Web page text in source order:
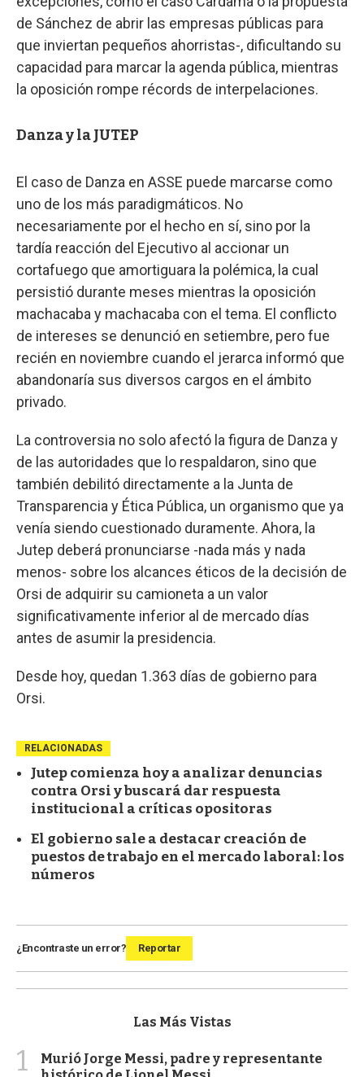
de Sánchez de abrir las empresas públicas para
que inviertan pequeños ahorristas-, dificultando su
capacidad para marcar la agenda pública, mientras
la oposición rompe récords de interpelaciones.
Danza y la JUTEP
El caso de Danza en ASSE puede marcarse como
uno de los más paradigmáticos. No
necesariamente por el hecho en sí, sino por la
tardía reacción del Ejecutivo al accionar un
cortafuego que amortiguara la polémica, la cual
persistió durante meses mientras la oposición
machacaba y machacaba con el tema. El conflicto
de intereses se denunció en setiembre, pero fue
recién en noviembre cuando el jerarca informó que
abandonaría sus diversos cargos en el ámbito
privado.
La controversia no solo afectó la figura de Danza y
de las autoridades que lo respaldaron, sino que
también debilitó directamente a la Junta de
Transparencia y Ética Pública, un organismo que ya
venía siendo cuestionado duramente. Ahora, la
Jutep deberá pronunciarse -nada más y nada
menos- sobre los alcances éticos de la decisión de
Orsi de adquirir su camioneta a un valor
significativamente inferior al de mercado días
antes de asumir la presidencia.
Desde hoy, quedan 1.363 días de gobierno para
Orsi.
RELACIONADAS
Jutep comienza hoy a analizar denuncias
contra Orsi y buscará dar respuesta
institucional a críticas opositoras
El gobierno sale a destacar creación de
puestos de trabajo en el mercado laboral: los
números
¿Encontraste un error? Reportar
Las Más Vistas
1
Murió Jorge Messi, padre y representante